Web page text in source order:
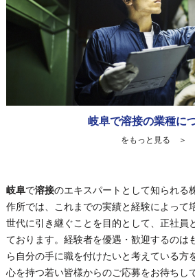
岐阜で溶接の業種に
をもっと見る ＞
岐阜で溶接のエキスパートとして知られる
作所では、これまでの実績と経験によって
世代に引き継ぐことを目的として、正社員
ております。経験者を優遇・歓迎するのは
ら自分の手に職を付けたいと考えている方
心を持つ若い皆様からのご応募をお待ちし